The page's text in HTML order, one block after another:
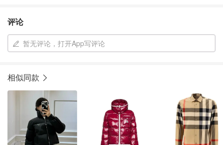
评论
暂无评论，打开App写评论
相似同款